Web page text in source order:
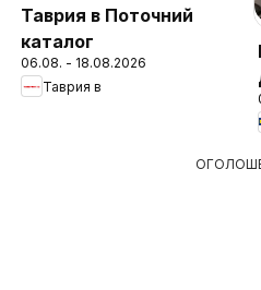
Таврия в Поточний
каталог
06.08. - 18.08.2026
Таврия в